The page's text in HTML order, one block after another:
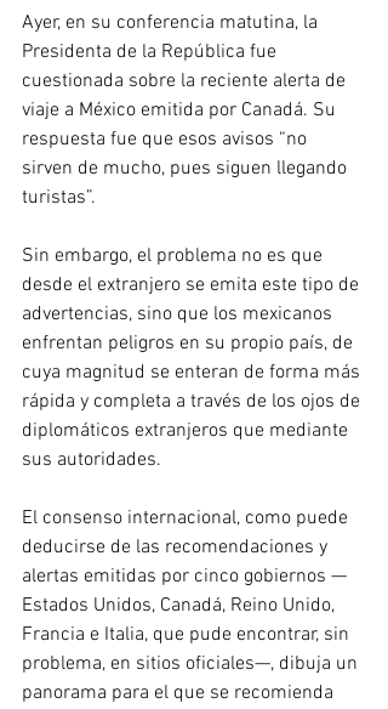
Ayer, en su conferencia matutina, la
Presidenta de la República fue
cuestionada sobre la reciente alerta de
viaje a México emitida por Canadá. Su
respuesta fue que esos avisos “no
sirven de mucho, pues siguen llegando
turistas”.
Sin embargo, el problema no es que
desde el extranjero se emita este tipo de
advertencias, sino que los mexicanos
enfrentan peligros en su propio país, de
cuya magnitud se enteran de forma más
rápida y completa a través de los ojos de
diplomáticos extranjeros que mediante
sus autoridades.
El consenso internacional, como puede
deducirse de las recomendaciones y
alertas emitidas por cinco gobiernos —
Estados Unidos, Canadá, Reino Unido,
Francia e Italia, que pude encontrar, sin
problema, en sitios oficiales—, dibuja un
panorama para el que se recomienda